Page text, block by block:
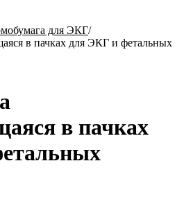
для ЭКГ/
в пачках для ЭКГ и фетальных
в пачках